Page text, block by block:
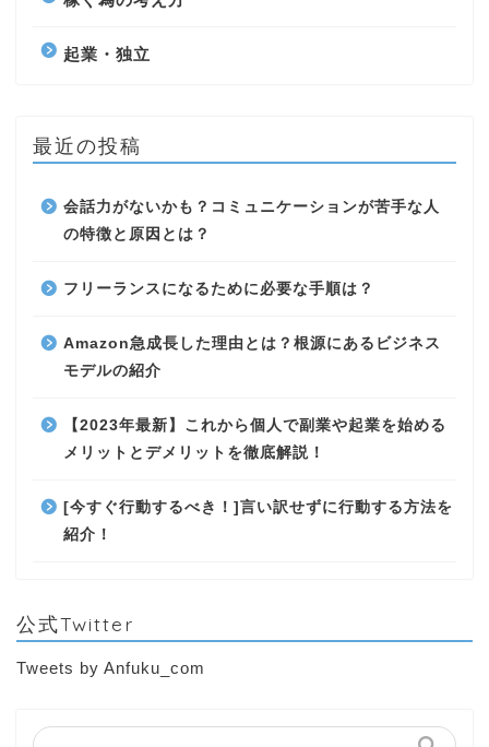
起業・独立
最近の投稿
会話力がないかも？コミュニケーションが苦手な人
の特徴と原因とは？
フリーランスになるために必要な手順は？
Amazon急成長した理由とは？根源にあるビジネス
モデルの紹介
【2023年最新】これから個人で副業や起業を始める
メリットとデメリットを徹底解説！
[今すぐ行動するべき！]言い訳せずに行動する方法を
紹介！
公式Twitter
Tweets by Anfuku_com